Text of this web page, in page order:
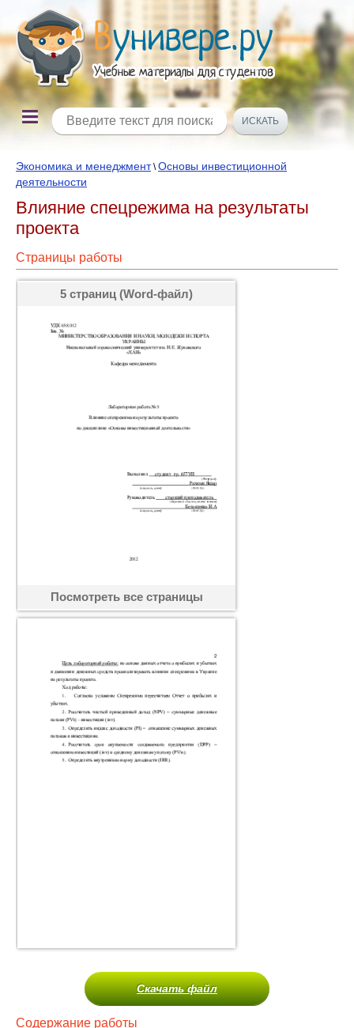
Экономика и менеджмент\Основы инвестиционной
деятельности
Влияние спецрежима на результаты
проекта
Страницы работы
5 страниц (Word-файл)
Посмотреть все страницы
Скачать файл
Содержание работы